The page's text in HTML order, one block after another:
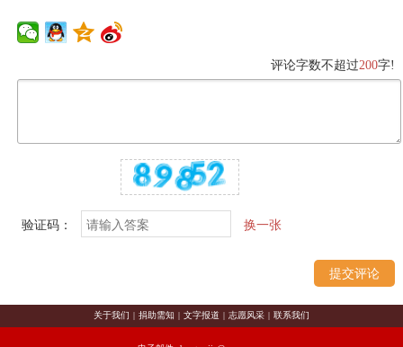
评论字数不超过200字!
验证码： 换一张
关于我们 | 捐助需知 | 文字报道 | 志愿风采 | 联系我们